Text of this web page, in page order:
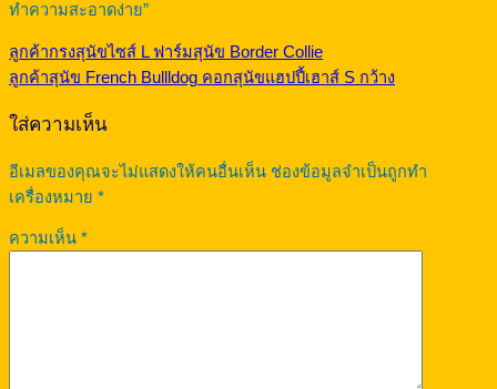
ทำความสะอาดง่าย”
ลูกค้ากรงสุนัขไซส์ L ฟาร์มสุนัข Border Collie
ลูกค้าสุนัข French Bullldog คอกสุนัขแฮปปี้เฮาส์ S กว้าง
ใส่ความเห็น
อีเมลของคุณจะไม่แสดงให้คนอื่นเห็น ช่องข้อมูลจำเป็นถูกทำ
เครื่องหมาย *
ความเห็น *